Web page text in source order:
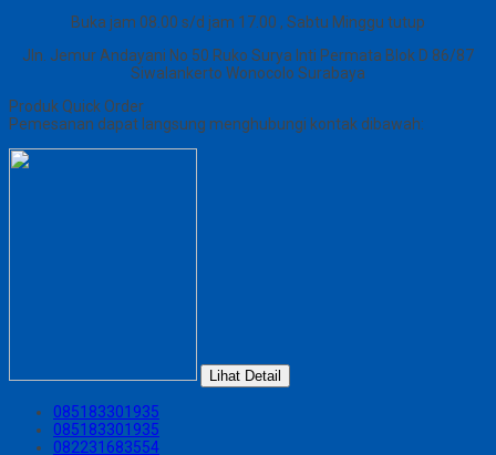
Buka jam 08.00 s/d jam 17.00 , Sabtu Minggu tutup
Jln. Jemur Andayani No 50 Ruko Surya Inti Permata Blok D 86/87
Siwalankerto Wonocolo Surabaya
Produk Quick Order
Pemesanan dapat langsung menghubungi kontak dibawah:
Lihat Detail
085183301935
085183301935
082231683554